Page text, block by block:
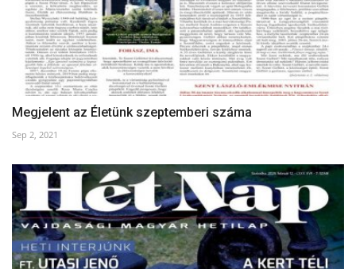
Megjelent az Életünk szeptemberi száma
Sep 2, 2021